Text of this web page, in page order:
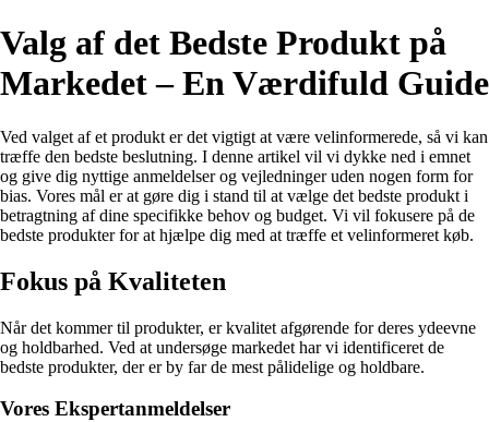
Valg af det Bedste Produkt på
Markedet – En Værdifuld Guide
Ved valget af et produkt er det vigtigt at være velinformerede, så vi kan
træffe den bedste beslutning. I denne artikel vil vi dykke ned i emnet
og give dig nyttige anmeldelser og vejledninger uden nogen form for
bias. Vores mål er at gøre dig i stand til at vælge det bedste produkt i
betragtning af dine specifikke behov og budget. Vi vil fokusere på de
bedste produkter for at hjælpe dig med at træffe et velinformeret køb.
Fokus på Kvaliteten
Når det kommer til produkter, er kvalitet afgørende for deres ydeevne
og holdbarhed. Ved at undersøge markedet har vi identificeret de
bedste produkter, der er by far de mest pålidelige og holdbare.
Vores Ekspertanmeldelser